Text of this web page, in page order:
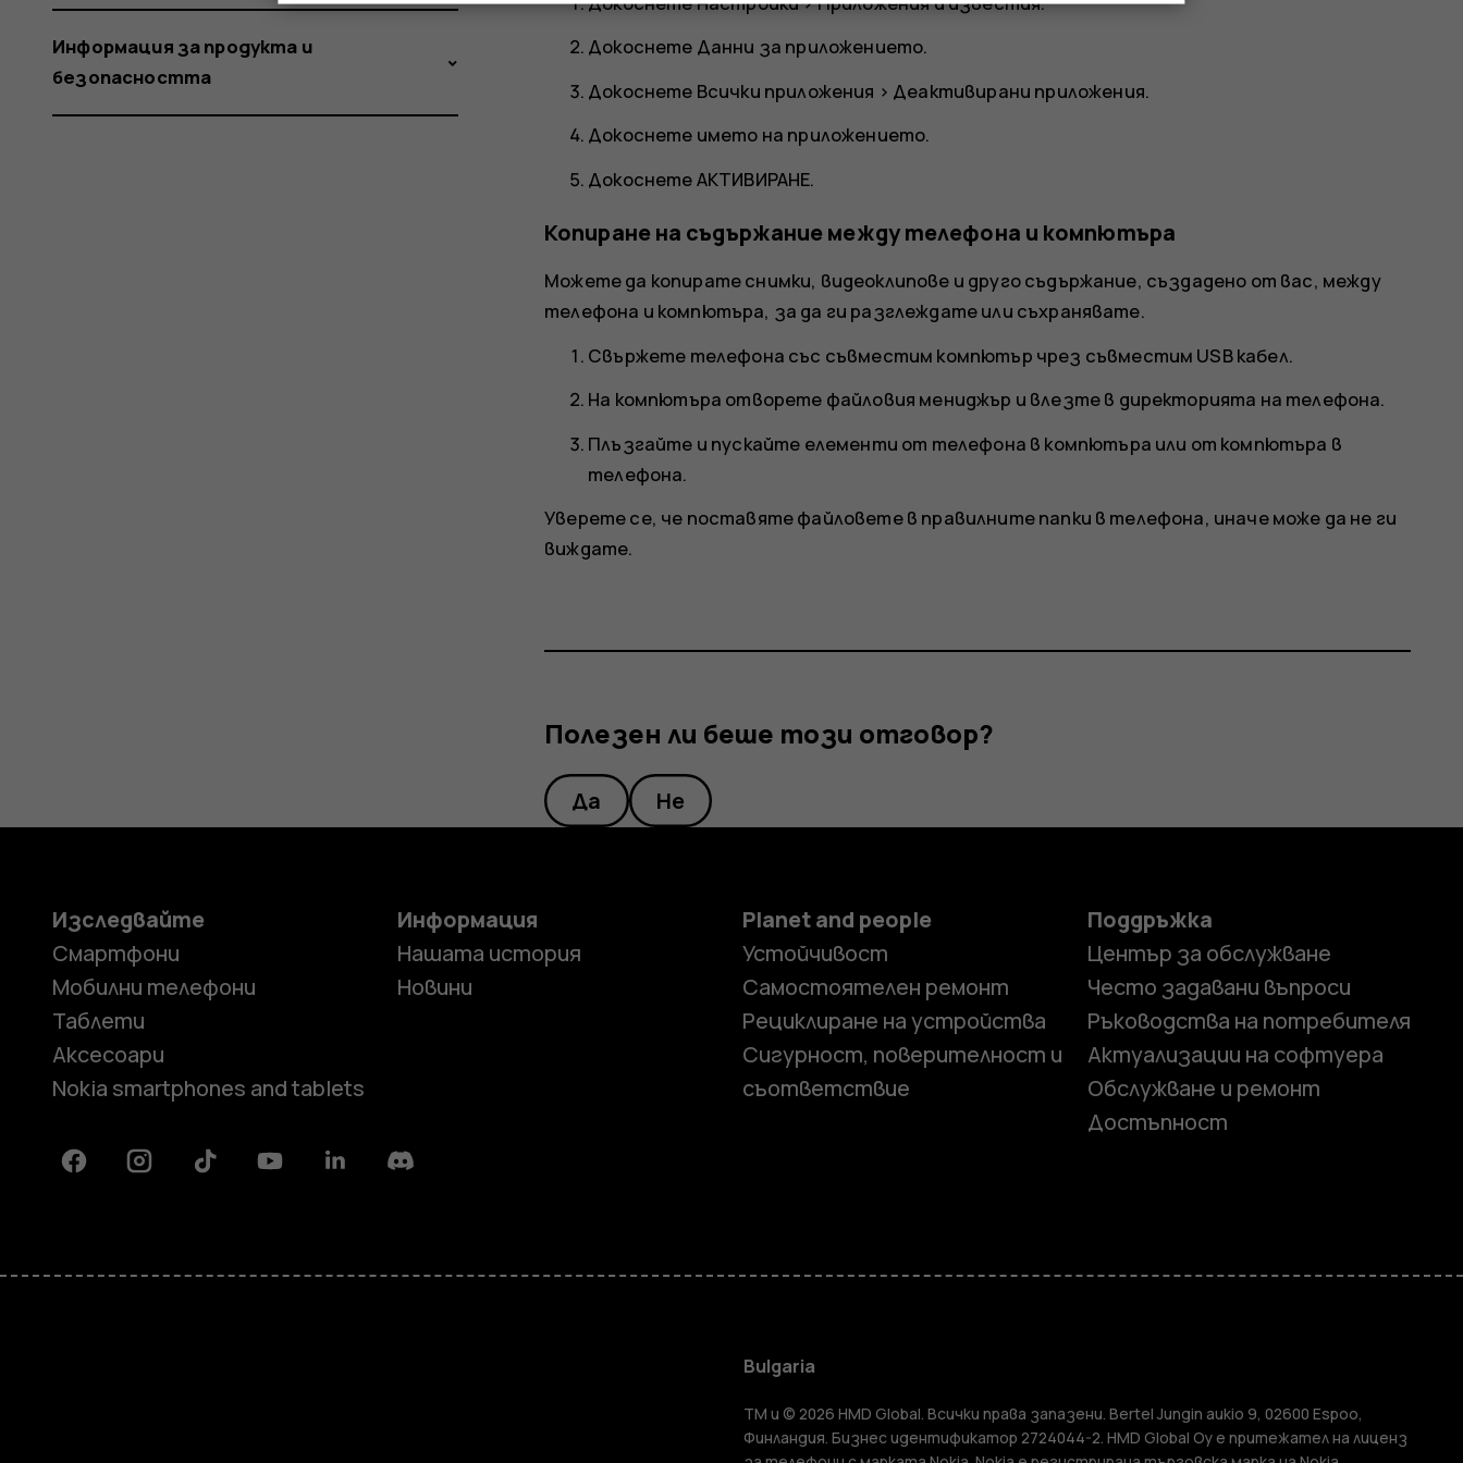
Мобилни телефони
Докоснете Данни за приложението.
Докоснете Всички приложения > Деактивирани приложения.
Докоснете името на приложението.
ДокоснетеАКТИВИРАНЕ.
Копиране на съдържание между телефона и компютъра
Можете да копирате снимки, видеоклипове и друго съдържание, създадено от вас, между
телефона и компютъра, за да ги разглеждате или съхранявате.
Свържете телефона със съвместим компютър чрез съвместим USB кабел.
На компютъра отворете файловия мениджър и влезте в директорията на телефона.
Плъзгайте и пускайте елементи от телефона в компютъра или от компютъра в
телефона.
Уверете се, че поставяте файловете в правилните папки в телефона, иначе може да не ги
виждате.
Полезен ли беше този отговор?
Да Не
Информация за продукта и
безопасността
Изследвайте
Смартфони
Мобилни телефони
Таблети
Аксесоари
Nokia smartphones and tablets
Информация
Нашата история
Новини
Planet and people
Устойчивост
Самостоятелен ремонт
Рециклиране на устройства
Сигурност, поверителност и
съответствие
Поддръжка
Център за обслужване
Често задавани въпроси
Ръководства на потребителя
Актуализации на софтуера
Обслужване и ремонт
Достъпност
FacebookInstagramTiktok YoutubeLinkedinDiscord
Bulgaria
TM и © 2026 HMD Global. Всички права запазени. Bertel Jungin aukio 9, 02600 Espoo,
Финландия. Бизнес идентификатор 2724044-2. HMD Global Oy е притежател на лиценз